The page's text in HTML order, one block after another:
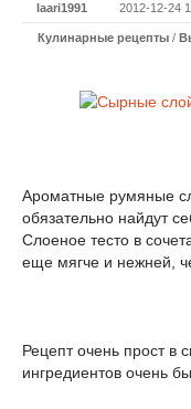
laari1991 2012-12-24
Кулинарные рецепты /
Ароматные румяные
обязательно найдут
Слоеное тесто в
еще мягче и нежней,
Рецепт очень прост в
ингредиентов очень